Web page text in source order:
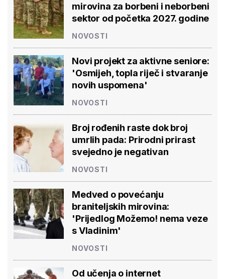
mirovina za borbeni i neborbeni
sektor od početka 2027. godine
NOVOSTI
Novi projekt za aktivne seniore:
'Osmijeh, topla riječ i stvaranje
novih uspomena'
NOVOSTI
Broj rođenih raste dok broj
umrlih pada: Prirodni prirast
svejedno je negativan
NOVOSTI
Medved o povećanju
braniteljskih mirovina:
'Prijedlog Možemo! nema veze
s Vladinim'
NOVOSTI
Od učenja o internet